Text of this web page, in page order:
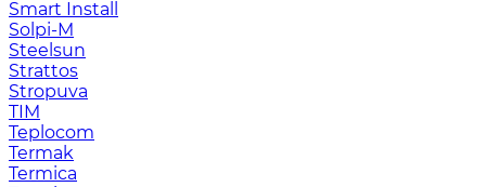
Smart Install
Solpi-M
Steelsun
Strattos
Stropuva
TIM
Teplocom
Termak
Termica